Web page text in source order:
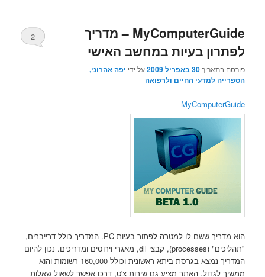
MyComputerGuide – מדריך
לפתרון בעיות במחשב האישי
פורסם בתאריך30 באפריל 2009 על ידי יפה אהרוני,
הספרייה למדעי החיים ולרפואה
2
MyComputerGuide
הוא מדריך ששם לו למטרה לפתור בעיות PC. המדריך כולל דרייברים,
"תהליכים" (processes), קבצי dll, מאגרי וירוסים ומדריכים. נכון להיום
המדריך נמצא בגרסת ביתא ראשונית וכולל 160,000 רשומות והוא
ממשיך לגדול. האתר מציע גם שירות צ'ט, דרכו אפשר לשאול שאלות